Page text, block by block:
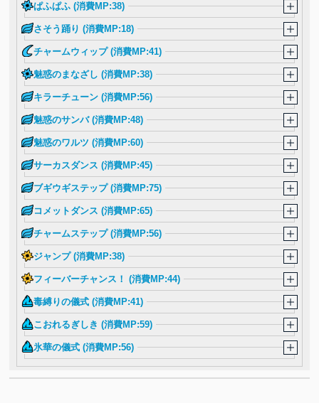
ぱふぱふ (消費MP:38)
さそう踊り (消費MP:18)
チャームウィップ (消費MP:41)
魅惑のまなざし (消費MP:38)
キラーチューン (消費MP:56)
魅惑のサンバ (消費MP:48)
魅惑のワルツ (消費MP:60)
サーカスダンス (消費MP:45)
ブギウギステップ (消費MP:75)
コメットダンス (消費MP:65)
チャームステップ (消費MP:56)
ジャンプ (消費MP:38)
フィーバーチャンス！ (消費MP:44)
毒縛りの儀式 (消費MP:41)
こおれるぎしき (消費MP:59)
氷華の儀式 (消費MP:56)